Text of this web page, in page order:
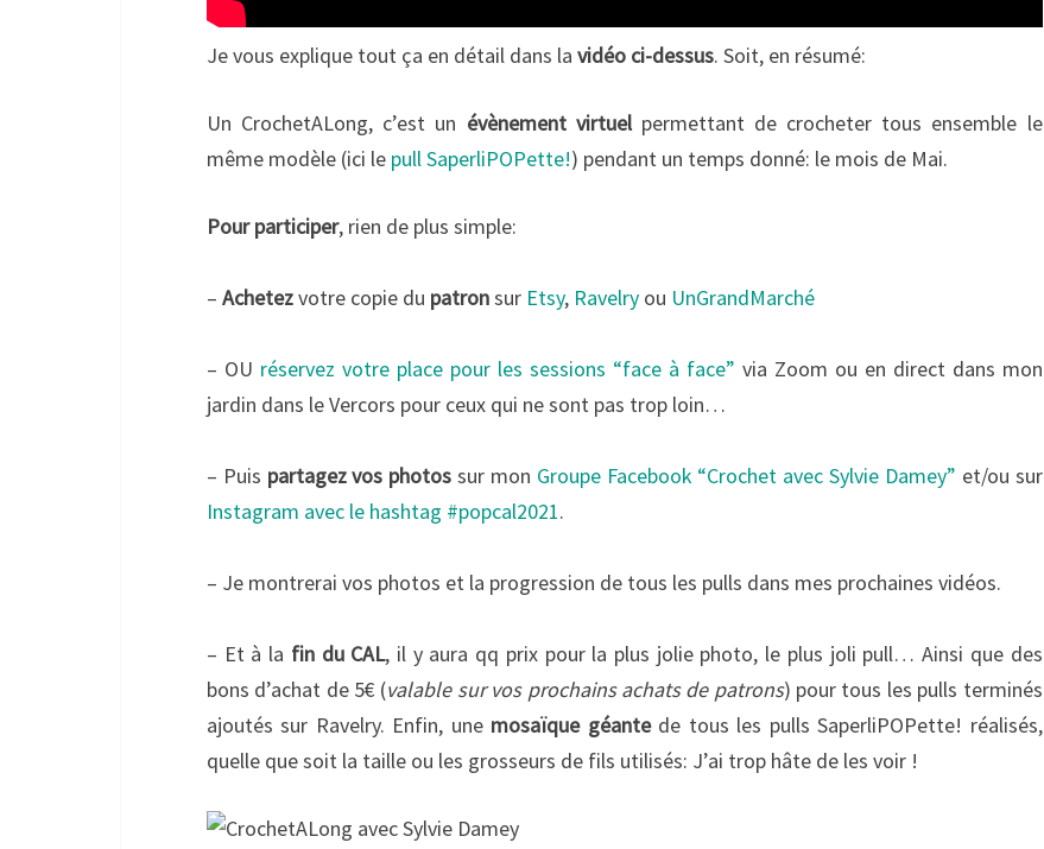
Je vous explique tout ça en détail dans la vidéo ci-dessus. Soit, en résumé:
Un CrochetALong, c’est un évènement virtuelpermettant de crocheter tous ensemble le
même modèle (ici le pull SaperliPOPette!) pendant un temps donné: le mois de Mai.
Pour participer, rien de plus simple:
– Achetezvotre copie du patronsur Etsy, Ravelry ou UnGrandMarché
– OU réservez votre place pour les sessions “face à face” via Zoom ou en direct dans mon
jardin dans le Vercors pour ceux qui ne sont pas trop loin…
– Puis partagez vos photos sur mon Groupe Facebook “Crochet avec Sylvie Damey” et/ou sur
Instagram avec le hashtag #popcal2021.
– Je montrerai vos photos et la progression de tous les pulls dans mes prochaines vidéos.
– Et à la fin du CAL, il y aura qq prix pour la plus jolie photo, le plus joli pull… Ainsi que des
bons d’achat de 5€ (valable sur vos prochains achats de patrons) pour tous les pulls terminés
ajoutés sur Ravelry. Enfin, une mosaïque géantede tous les pulls SaperliPOPette! réalisés,
quelle que soit la taille ou les grosseurs de fils utilisés: J’ai trop hâte de les voir !